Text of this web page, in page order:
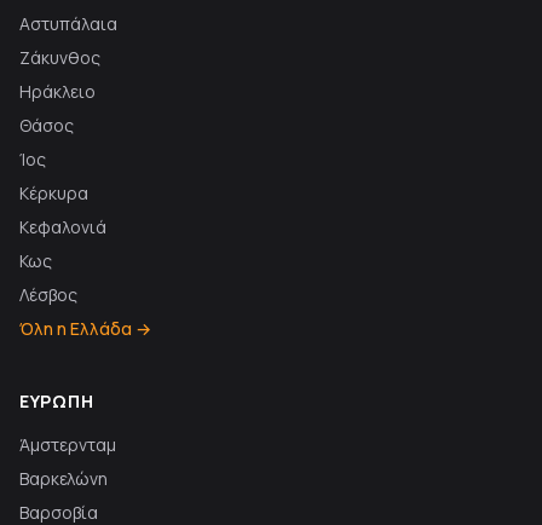
Αστυπάλαια
Ζάκυνθος
Ηράκλειο
Θάσος
Ίος
Κέρκυρα
Κεφαλονιά
Κως
Λέσβος
Όλη η Ελλάδα →
ΕΥΡΏΠΗ
Άμστερνταμ
Βαρκελώνη
Βαρσοβία